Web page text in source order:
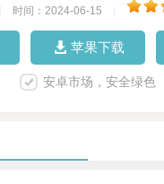
时间：2024-06-15
苹果下载
安卓市场，安全绿色